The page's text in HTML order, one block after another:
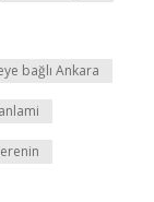
bağlı Ankara